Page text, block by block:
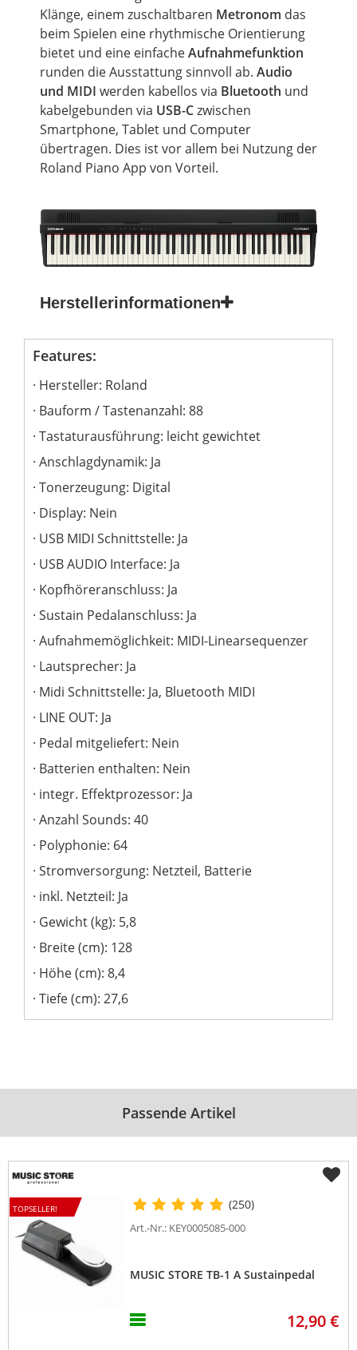
Klänge, einem zuschaltbaren Metronom das
beim Spielen eine rhythmische Orientierung
bietet und eine einfacheAufnahmefunktion
runden die Ausstattung sinnvoll ab. Audio
und MIDI werden kabellos via Bluetooth und
kabelgebunden via USB-Czwischen
Smartphone, Tablet und Computer
übertragen. Dies ist vor allem bei Nutzung der
Roland Piano App von Vorteil.
Herstellerinformationen
Features:
Hersteller: Roland
Bauform / Tastenanzahl: 88
Tastaturausführung: leicht gewichtet
Anschlagdynamik: Ja
Tonerzeugung: Digital
Display: Nein
USB MIDI Schnittstelle: Ja
USB AUDIO Interface: Ja
Kopfhöreranschluss: Ja
Sustain Pedalanschluss: Ja
Aufnahmemöglichkeit: MIDI-Linearsequenzer
Lautsprecher: Ja
Midi Schnittstelle: Ja, Bluetooth MIDI
LINE OUT: Ja
Pedal mitgeliefert: Nein
Batterien enthalten: Nein
integr. Effektprozessor: Ja
Anzahl Sounds: 40
Polyphonie: 64
Stromversorgung: Netzteil, Batterie
inkl. Netzteil: Ja
Gewicht (kg): 5,8
Breite (cm): 128
Höhe (cm): 8,4
Tiefe (cm): 27,6
Passende Artikel
TOPSELLER! (250)
Art.-Nr.: KEY0005085-000
MUSIC STORE TB-1 A Sustainpedal
12,90 €